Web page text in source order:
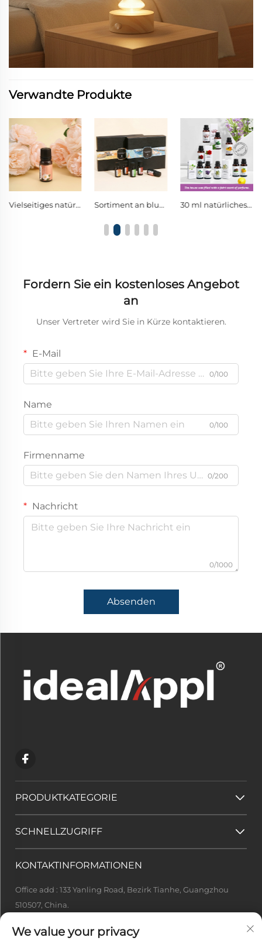
Verwandte Produkte
Vielseitiges natürliches ätherisches Öl für Aromatherapie zu Hause, als Auto-Frischhalter sowie für DIY-Duftprojekte Sortiment an blumigen und frischen Duftölen zur Luftreinigung und Stresslinderung für jeden Lebensbereich 30 ml natürliches pflanzliches Aromatherapie-Ätheröl für Diffuser und Auto
Fordern Sie ein kostenloses Angebot
an
Unser Vertreter wird Sie in Kürze kontaktieren.
E-Mail
0/100
Name
0/100
Firmenname
0/200
Nachricht
0/1000
Absenden
PRODUKTKATEGORIE
SCHNELLZUGRIFF
KONTAKTINFORMATIONEN
Office add : 133 Yanling Road, Bezirk Tianhe, Guangzhou
510507, China.
+86-13922415049
We value your privacy